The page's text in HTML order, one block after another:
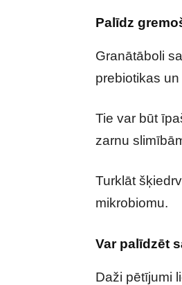
Palīdz
Granātāboli
prebiotikas
Tie var būt
zarnu
Turklāt
mikrobiomu.
Var palīdzēt
Daži pētījumi